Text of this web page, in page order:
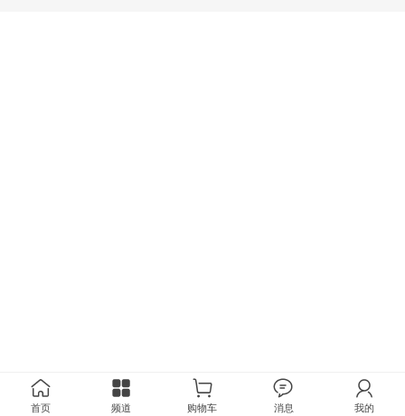
首页 频道 购物车 消息 我的